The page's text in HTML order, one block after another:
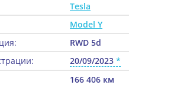
Tesla
Model Y
RWD 5d
20/09/2023
166 406 км